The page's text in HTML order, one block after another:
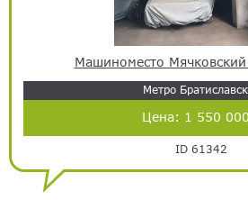
Машиноместо
Метро
Цена: 1 550
ID 61342